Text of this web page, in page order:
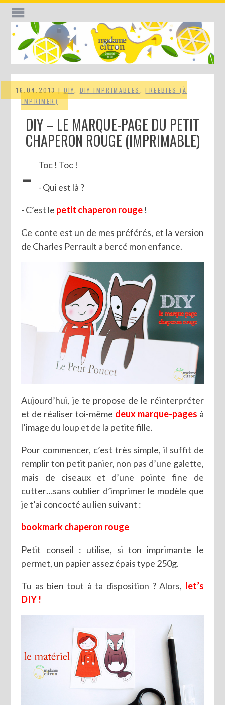
16.04.2013 |DIY DIY IMPRIMABLES ,FREEBIES (À
IMPRIMER)
DIY – LE MARQUE-PAGE DU PETIT
CHAPERON ROUGE (IMPRIMABLE)
- Toc ! Toc !
- Qui est là ?
- C’est le petit chaperon rouge !
Ce conte est un de mes préférés, et la version
de Charles Perrault a bercé mon enfance.
Aujourd’hui, je te propose de le réinterpréter
et de réaliser toi-même deux marque-pages à
l’image du loup et de la petite fille.
Pour commencer, c’est très simple, il suffit de
remplir ton petit panier, non pas d’une galette,
mais de ciseaux et d’une pointe fine de
cutter…sans oublier d’imprimer le modèle que
je t’ai concocté au lien suivant :
bookmark chaperon rouge
Petit conseil : utilise, si ton imprimante le
permet, un papier assez épais type 250g.
Tu as bien tout à ta disposition ? Alors, let’s
DIY !